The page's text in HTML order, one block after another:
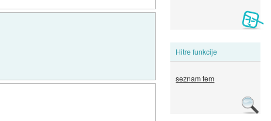
Hitre funkcije
seznam tem